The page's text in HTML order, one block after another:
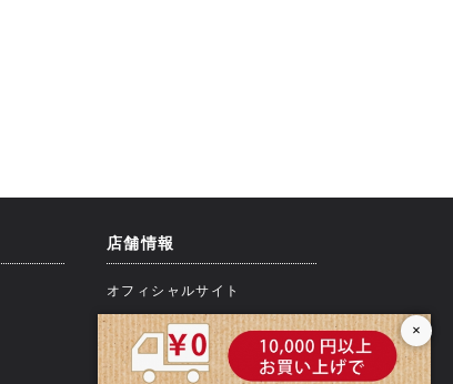
×
店舗情報
オフィシャルサイト